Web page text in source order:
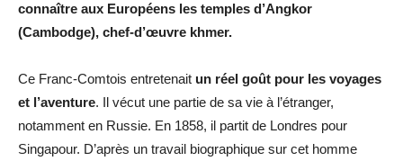
connaître aux Européens les temples d’Angkor
(Cambodge), chef-d’œuvre khmer.
Ce Franc-Comtois entretenait un réel goût pour les voyages
et l’aventure. Il vécut une partie de sa vie à l’étranger,
notamment en Russie. En 1858, il partit de Londres pour
Singapour. D’après un travail biographique sur cet homme